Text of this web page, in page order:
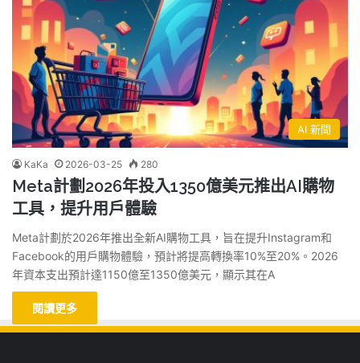
AI 新聞
KaKa 2026-03-25 280
Meta計劃2026年投入1350億美元推出AI購物
工具，提升用戶體驗
Meta計劃於2026年推出全新AI購物工具，旨在提升Instagram和
Facebook的用戶購物體驗，預計將提高轉換率10%至20%。2026
年資本支出預計達1150億至1350億美元，顯示其在A
閱讀更多